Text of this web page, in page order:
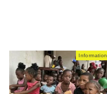
Information